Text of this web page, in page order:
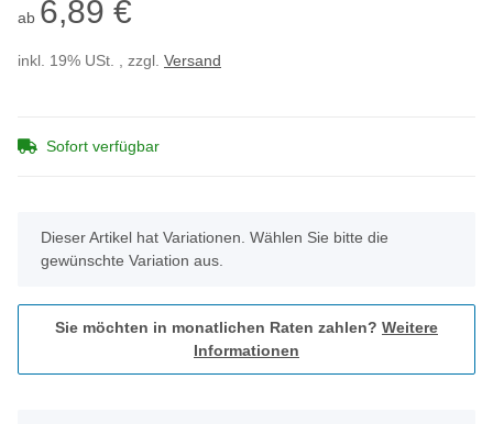
ab 6,89 €
inkl. 19% USt. , zzgl. Versand
Sofort verfügbar
x
Dieser Artikel hat Variationen. Wählen Sie bitte die
gewünschte Variation aus.
Sie möchten in monatlichen Raten zahlen? Weitere
Informationen